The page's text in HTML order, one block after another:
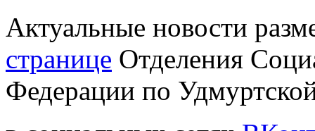
Актуальные новости
странице Отделения
Федерации по